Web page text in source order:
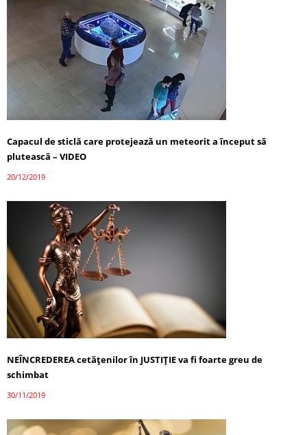
Capacul de sticlă care protejează un meteorit a început să
plutească – VIDEO
20/12/2019
NEÎNCREDEREA cetățenilor în JUSTIȚIE va fi foarte greu de
schimbat
30/11/2019